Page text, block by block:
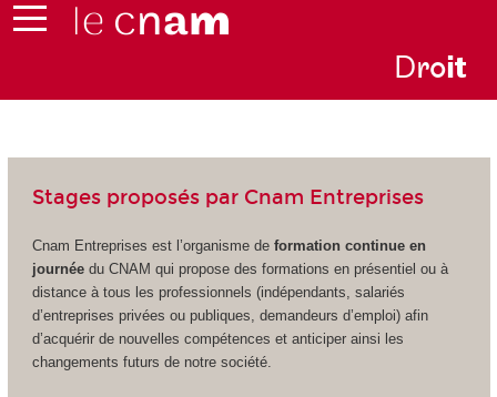
Droit
Stages proposés par Cnam Entreprises
Cnam Entreprises est l’organisme de formation continue en
journéedu CNAM qui propose des formations en présentiel ou à
distance à tous les professionnels (indépendants, salariés
d’entreprises privées ou publiques, demandeurs d’emploi) afin
d’acquérir de nouvelles compétences et anticiper ainsi les
changements futurs de notre société.